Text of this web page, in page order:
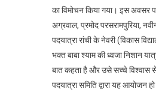
का विमोचन किया गया। इस अवसर
अग्रवाल, प्रमोद परसरामपुरिया,
पदयात्रा रांची के नेवरी (विकास
भक्त बाबा श्याम की ध्वजा निशान
बात कहता है और उसे सच्चे विश्वास से
पदयात्रा समिति द्वारा यह आयोजन